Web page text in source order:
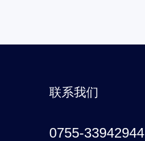
联系我们
0755-33942944